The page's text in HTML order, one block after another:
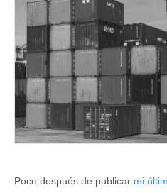
Poco después de publicar mi